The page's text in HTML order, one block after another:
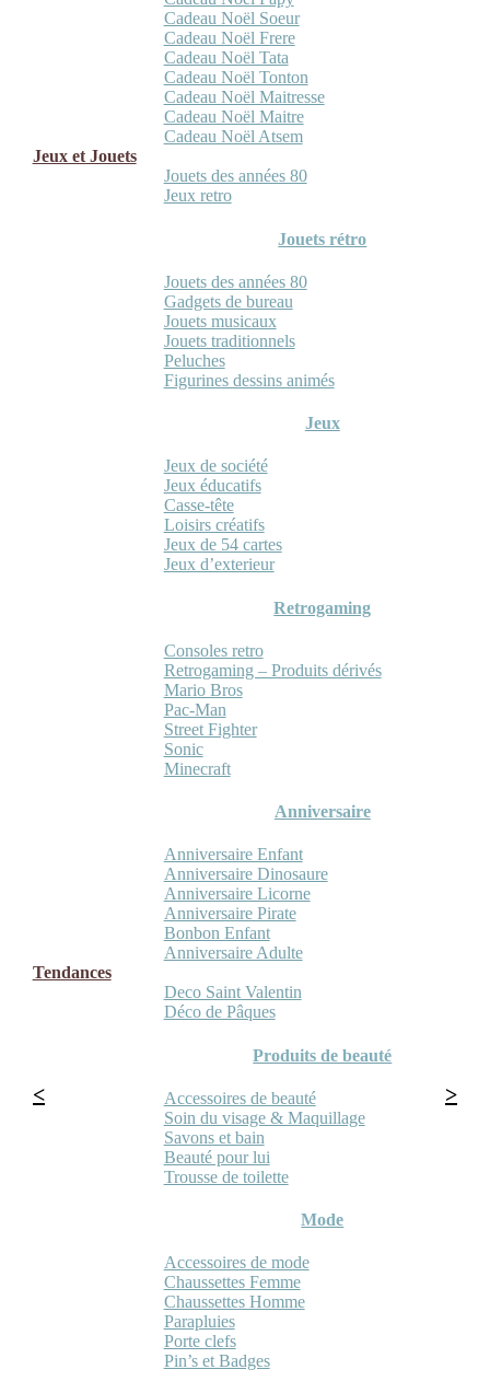
Cadeau Noël Soeur
Cadeau Noël Frere
Cadeau Noël Tata
Cadeau Noël Tonton
Cadeau Noël Maitresse
Cadeau Noël Maitre
Cadeau Noël Atsem
Jeux et Jouets
Jouets des années 80
Jeux retro
Jouets rétro
Jouets des années 80
Gadgets de bureau
Jouets musicaux
Jouets traditionnels
Peluches
Figurines dessins animés
Jeux
Jeux de société
Jeux éducatifs
Casse-tête
Loisirs créatifs
Jeux de 54 cartes
Jeux d’exterieur
Retrogaming
Consoles retro
Retrogaming – Produits dérivés
Mario Bros
Pac-Man
Street Fighter
Sonic
Minecraft
Anniversaire
Anniversaire Enfant
Anniversaire Dinosaure
Anniversaire Licorne
Anniversaire Pirate
Bonbon Enfant
Anniversaire Adulte
Tendances
Deco Saint Valentin
Déco de Pâques
Produits de beauté
Accessoires de beauté
Soin du visage & Maquillage
Savons et bain
Beauté pour lui
Trousse de toilette
Mode
Accessoires de mode
Chaussettes Femme
Chaussettes Homme
Parapluies
Porte clefs
Pin’s et Badges